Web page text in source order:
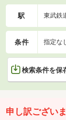
駅 東武鉄
条件 指定な
検索条件を保
申し訳ござい